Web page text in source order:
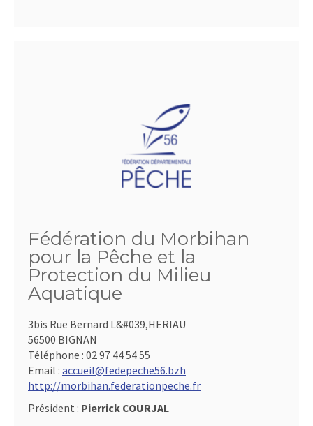
Fédération du Morbihan
pour la Pêche et la
Protection du Milieu
Aquatique
3bis Rue Bernard L&#039,HERIAU
56500 BIGNAN
Téléphone : 02 97 44 54 55
Email : accueil@fedepeche56.bzh
http://morbihan.federationpeche.fr
Président : Pierrick COURJAL